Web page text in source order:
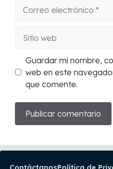
electrónico
web
Guardar mi nombre,
web en este
que comente.